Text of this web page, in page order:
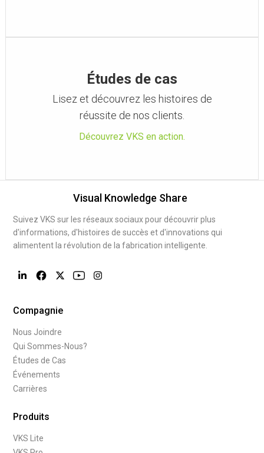
Études de cas
Lisez et découvrez les histoires de
réussite de nos clients.
Découvrez VKS en action.
Visual Knowledge Share
Suivez VKS sur les réseaux sociaux pour découvrir plus
d'informations, d'histoires de succès et d'innovations qui
alimentent la révolution de la fabrication intelligente.
Compagnie
Nous Joindre
Qui Sommes-Nous?
Études de Cas
Événements
Carrières
Produits
VKS Lite